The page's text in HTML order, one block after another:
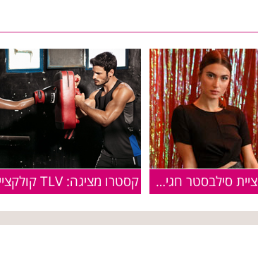
קסטרו מציגה: קולקציית סילבסטר חגיגית